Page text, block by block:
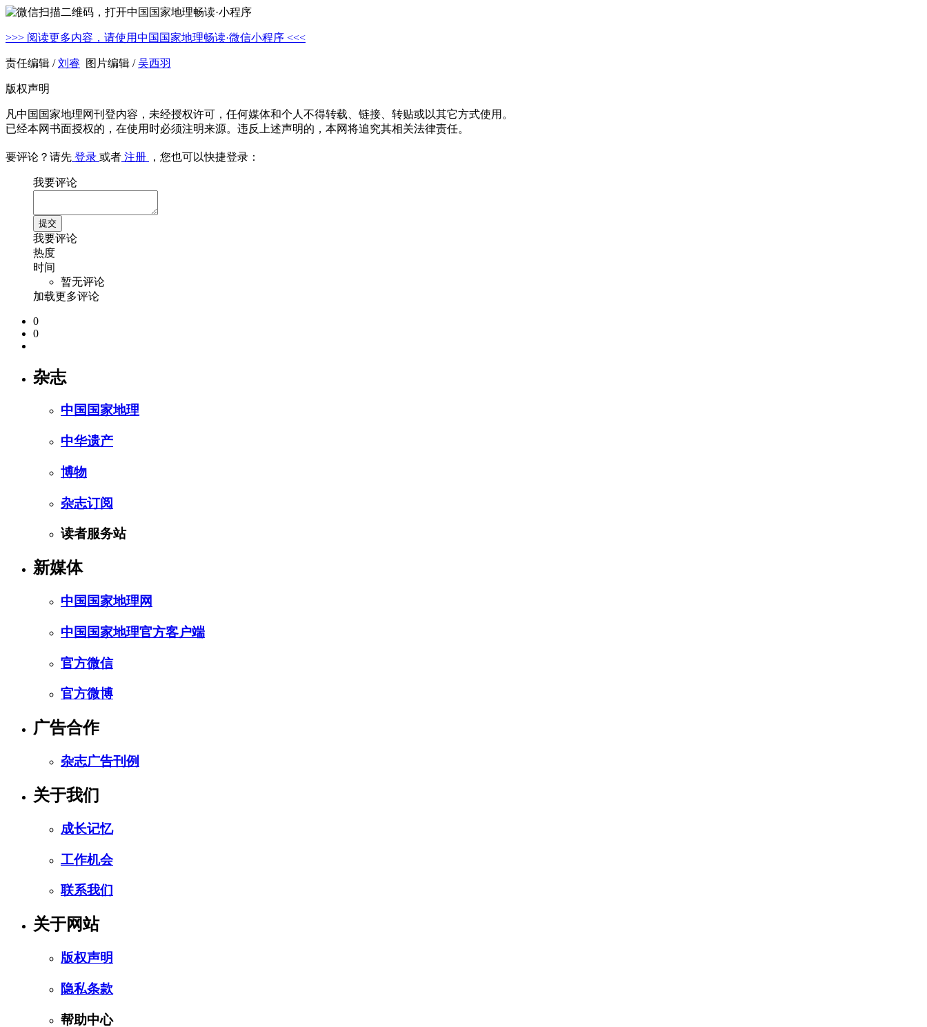
>>> 阅读更多内容，请使用中国国家地理畅读·微信小程序 <<<
责任编辑 /刘睿 图片编辑 /吴西羽
版权声明
凡中国国家地理网刊登内容，未经授权许可，任何媒体和个人不得转载、链接、转贴或以其它方式使用。
已经本网书面授权的，在使用时必须注明来源。违反上述声明的，本网将追究其相关法律责任。
要评论？请先 登录 或者 注册 ，您也可以快捷登录：
我要评论
我要评论
热度
时间
暂无评论
加载更多评论
0
0
杂志
中国国家地理
中华遗产
博物
杂志订阅
读者服务站
新媒体
中国国家地理网
中国国家地理官方客户端
官方微信
官方微博
广告合作
杂志广告刊例
关于我们
成长记忆
工作机会
联系我们
关于网站
版权声明
隐私条款
帮助中心